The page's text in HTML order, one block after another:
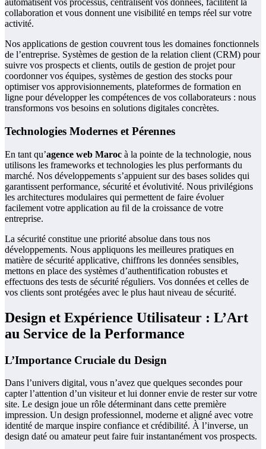
automatisent vos processus, centralisent vos données, facilitent la
collaboration et vous donnent une visibilité en temps réel sur votre
activité.
Nos applications de gestion couvrent tous les domaines fonctionnels
de l’entreprise. Systèmes de gestion de la relation client (CRM) pour
suivre vos prospects et clients, outils de gestion de projet pour
coordonner vos équipes, systèmes de gestion des stocks pour
optimiser vos approvisionnements, plateformes de formation en
ligne pour développer les compétences de vos collaborateurs : nous
transformons vos besoins en solutions digitales concrètes.
Technologies Modernes et Pérennes
En tant qu’agence web Maroc à la pointe de la technologie, nous
utilisons les frameworks et technologies les plus performants du
marché. Nos développements s’appuient sur des bases solides qui
garantissent performance, sécurité et évolutivité. Nous privilégions
les architectures modulaires qui permettent de faire évoluer
facilement votre application au fil de la croissance de votre
entreprise.
La sécurité constitue une priorité absolue dans tous nos
développements. Nous appliquons les meilleures pratiques en
matière de sécurité applicative, chiffrons les données sensibles,
mettons en place des systèmes d’authentification robustes et
effectuons des tests de sécurité réguliers. Vos données et celles de
vos clients sont protégées avec le plus haut niveau de sécurité.
Design et Expérience Utilisateur : L’Art
au Service de la Performance
L’Importance Cruciale du Design
Dans l’univers digital, vous n’avez que quelques secondes pour
capter l’attention d’un visiteur et lui donner envie de rester sur votre
site. Le design joue un rôle déterminant dans cette première
impression. Un design professionnel, moderne et aligné avec votre
identité de marque inspire confiance et crédibilité. À l’inverse, un
design daté ou amateur peut faire fuir instantanément vos prospects.